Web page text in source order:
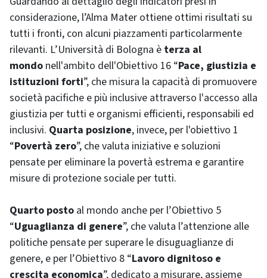
considerazione, l’Alma Mater ottiene ottimi risultati su
tutti i fronti, con alcuni piazzamenti particolarmente
rilevanti. L’Università di Bologna è terza al
mondo nell'ambito dell'Obiettivo 16 “Pace, giustizia e
istituzioni forti”, che misura la capacità di promuovere
società pacifiche e più inclusive attraverso l'accesso alla
giustizia per tutti e organismi efficienti, responsabili ed
inclusivi. Quarta posizione, invece, per l'obiettivo 1
“Povertà zero”, che valuta iniziative e soluzioni
pensate per eliminare la povertà estrema e garantire
misure di protezione sociale per tutti.
Quarto posto al mondo anche per l’Obiettivo 5
“Uguaglianza di genere”, che valuta l’attenzione alle
politiche pensate per superare le disuguaglianze di
genere, e per l’Obiettivo 8 “Lavoro dignitoso e
crescita economica”, dedicato a misurare, assieme